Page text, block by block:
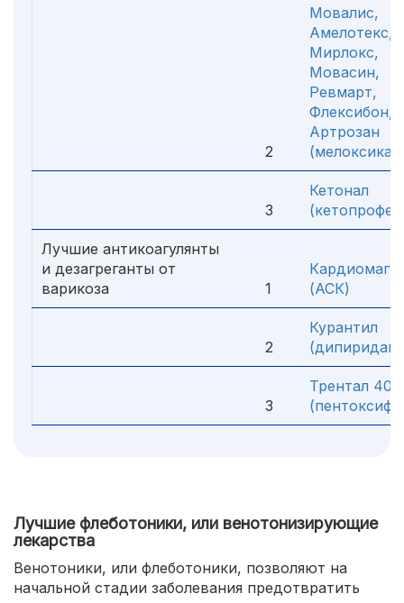
2
Мовалис,
Амелотекс,
Мирлокс,
Мовасин,
Ревмарт,
Флексибон,
Артрозан
3
Кетонал
Лучшие антикоагулянты
и дезагреганты от
варикоза
1
(АСК)
2
Курантил
3
Трентал 400
Лучшие флеботоники, или венотонизирующие
лекарства
Венотоники, или флеботоники, позволяют на
начальной стадии заболевания предотвратить